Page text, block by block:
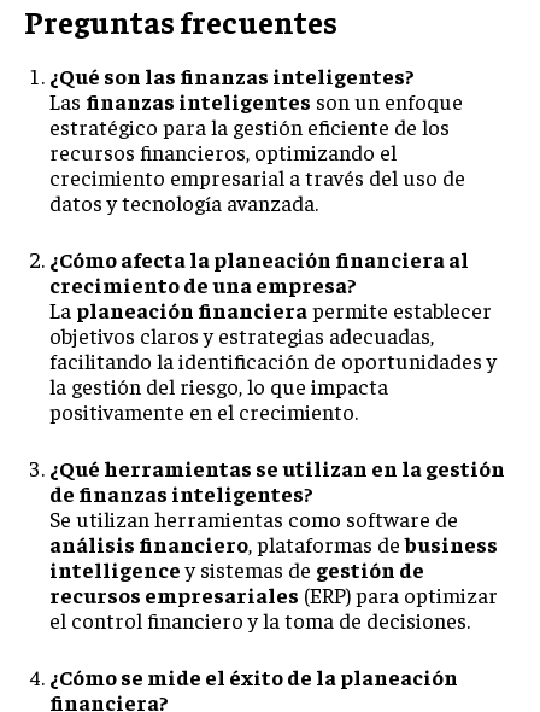
Preguntas frecuentes
¿Qué son las finanzas inteligentes?
Las finanzas inteligentes son un enfoque
estratégico para la gestión eficiente de los
recursos financieros, optimizando el
crecimiento empresarial a través del uso de
datos y tecnología avanzada.
¿Cómo afecta la planeación financiera al
crecimiento de una empresa?
La planeación financierapermite establecer
objetivos claros y estrategias adecuadas,
facilitando la identificación de oportunidades y
la gestión del riesgo, lo que impacta
positivamente en el crecimiento.
¿Qué herramientas se utilizan en la gestión
de finanzas inteligentes?
Se utilizan herramientas como software de
análisis financiero, plataformas debusiness
intelligencey sistemas de gestión de
recursos empresariales (ERP) para optimizar
el control financiero y la toma de decisiones.
¿Cómo se mide el éxito de la planeación
financiera?